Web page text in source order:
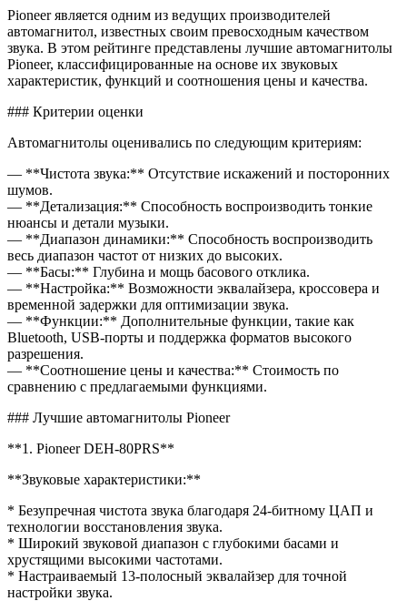
Pioneer является одним из ведущих производителей
автомагнитол, известных своим превосходным качеством
звука. В этом рейтинге представлены лучшие автомагнитолы
Pioneer, классифицированные на основе их звуковых
характеристик, функций и соотношения цены и качества.
### Критерии оценки
Автомагнитолы оценивались по следующим критериям:
— **Чистота звука:** Отсутствие искажений и посторонних
шумов.
— **Детализация:** Способность воспроизводить тонкие
нюансы и детали музыки.
— **Диапазон динамики:** Способность воспроизводить
весь диапазон частот от низких до высоких.
— **Басы:** Глубина и мощь басового отклика.
— **Настройка:** Возможности эквалайзера, кроссовера и
временной задержки для оптимизации звука.
— **Функции:** Дополнительные функции, такие как
Bluetooth, USB-порты и поддержка форматов высокого
разрешения.
— **Соотношение цены и качества:** Стоимость по
сравнению с предлагаемыми функциями.
### Лучшие автомагнитолы Pioneer
**1. Pioneer DEH-80PRS**
**Звуковые характеристики:**
* Безупречная чистота звука благодаря 24-битному ЦАП и
технологии восстановления звука.
* Широкий звуковой диапазон с глубокими басами и
хрустящими высокими частотами.
* Настраиваемый 13-полосный эквалайзер для точной
настройки звука.